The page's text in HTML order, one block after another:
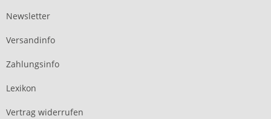
Newsletter
Versandinfo
Zahlungsinfo
Lexikon
Vertrag widerrufen